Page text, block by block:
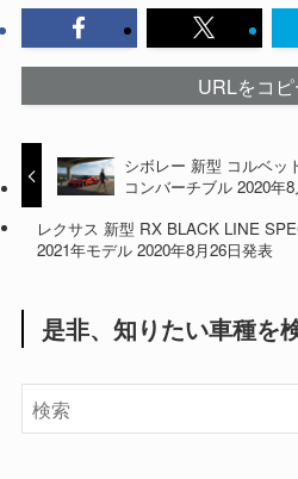
URLをコ
シボレー 新型 コルベッ
コンバーチブル 2020年
レクサス 新型 RX BLACK LINE
2021年モデル 2020年8月26日発表
是非、知りたい車種を